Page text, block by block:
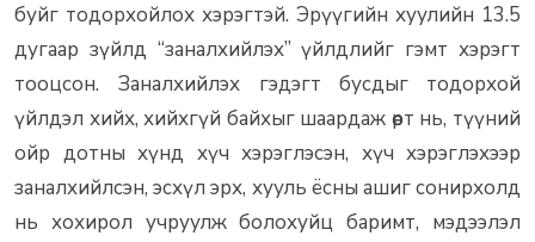
буйг тодорхойлох хэрэгтэй. Эрүүгийн хуулийн 13.5
дугаар зүйлд “заналхийлэх” үйлдлийг гэмт хэрэгт
тооцсон. Заналхийлэх гэдэгт бусдыг тодорхой
үйлдэл хийх, хийхгүй байхыг шаардаж өөрт нь, түүний
ойр дотны хүнд хүч хэрэглэсэн, хүч хэрэглэхээр
заналхийлсэн, эсхүл эрх, хууль ёсны ашиг сонирхолд
нь хохирол учруулж болохуйц баримт, мэдээлэл